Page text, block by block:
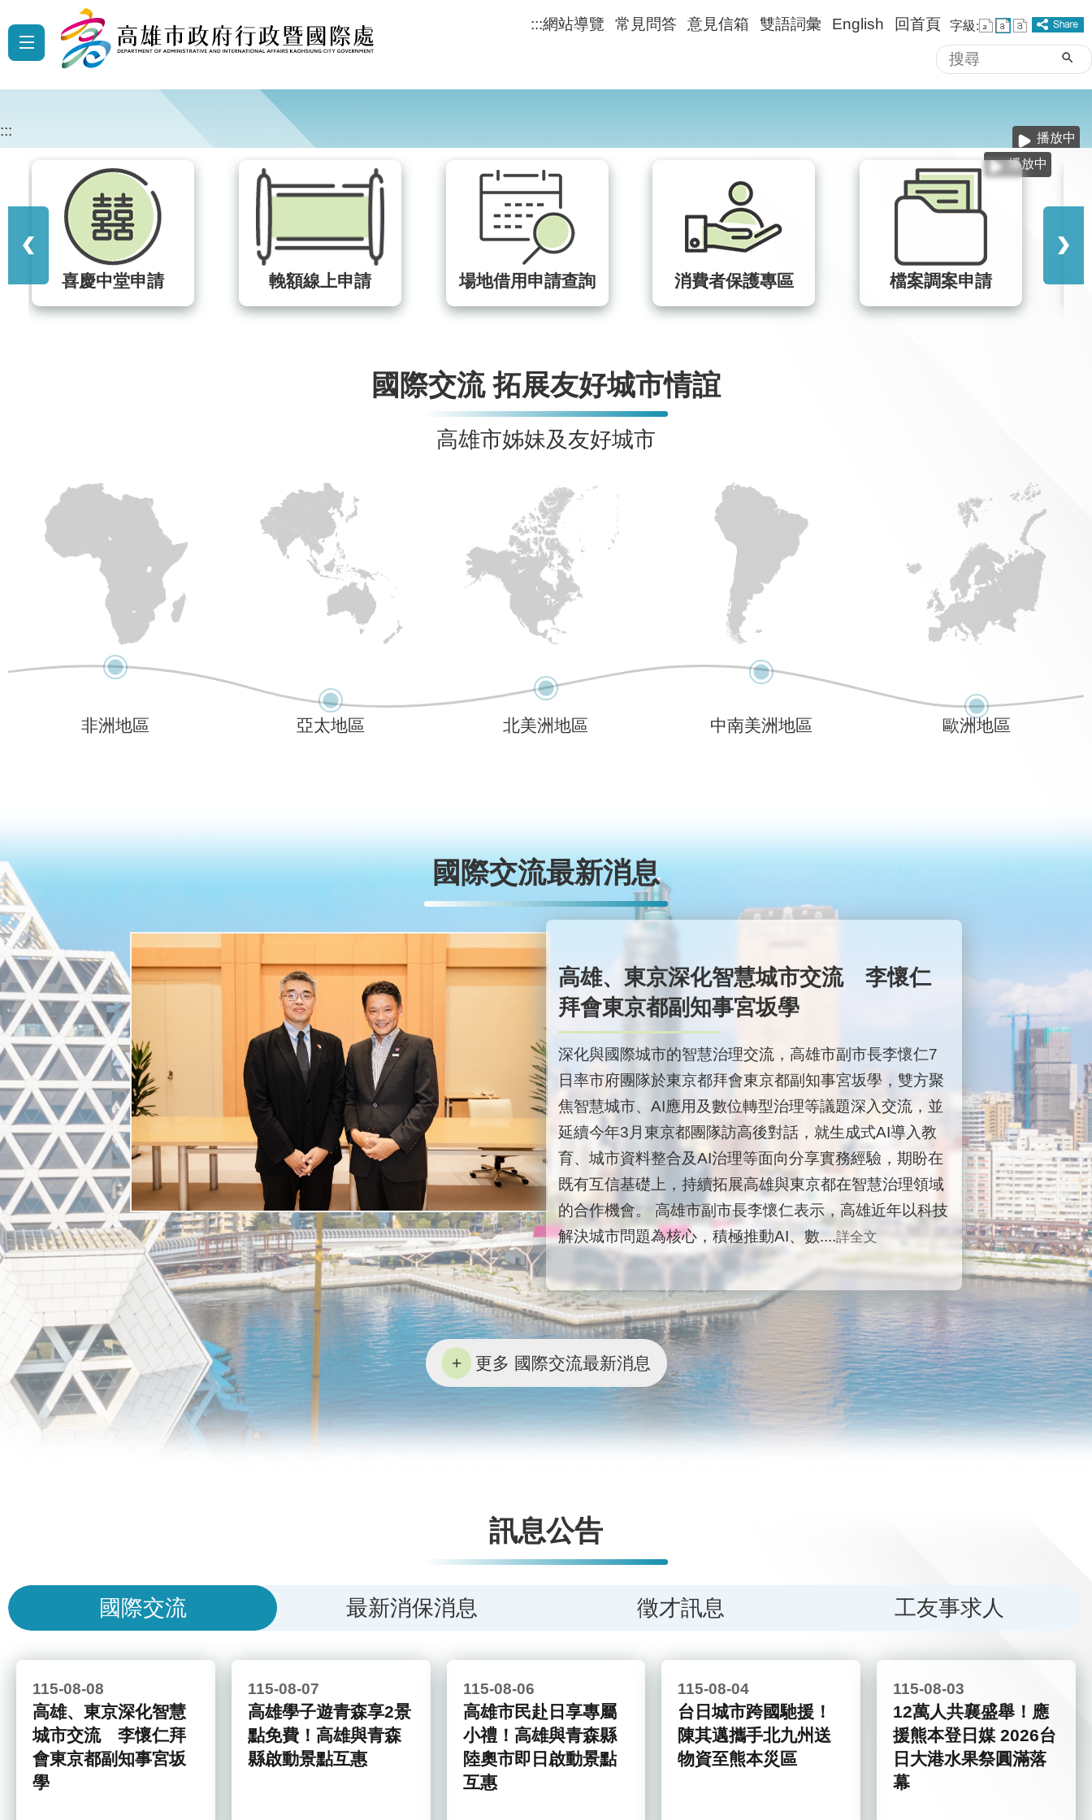
跳到主要內容區塊 :::網站導覽 常見問答 意見信箱 雙語詞彙 English 回首頁 字級:
搜
尋
進階搜尋
播放中
:::
播放中
輓額線上申請 場地借用申請查詢 消費者保護專區 檔案調案申請 績優員工故事專區
國際交流 拓展友好城市情誼
高雄市姊妹及友好城市
非洲地區 亞太地區 北美洲地區 中南美洲地區 歐洲地區
國際交流最新消息
高雄、東京深化智慧城市交流 李懷仁
拜會東京都副知事宮坂學
深化與國際城市的智慧治理交流，高雄市副市長李懷仁7
日率市府團隊於東京都拜會東京都副知事宮坂學，雙方聚
焦智慧城市、AI應用及數位轉型治理等議題深入交流，並
延續今年3月東京都團隊訪高後對話，就生成式AI導入教
育、城市資料整合及AI治理等面向分享實務經驗，期盼在
既有互信基礎上，持續拓展高雄與東京都在智慧治理領域
的合作機會。 高雄市副市長李懷仁表示，高雄近年以科技
解決城市問題為核心，積極推動AI、數....詳全文
更多 國際交流最新消息
訊息公告
國際交流 最新消保消息 徵才訊息 工友事求人
115-08-08
高雄、東京深化智慧
城市交流 李懷仁拜
會東京都副知事宮坂
學
115-08-07
高雄學子遊青森享2景
點免費！高雄與青森
縣啟動景點互惠
115-08-06
高雄市民赴日享專屬
小禮！高雄與青森縣
陸奧市即日啟動景點
互惠
115-08-04
台日城市跨國馳援！
陳其邁攜手北九州送
物資至熊本災區
115-08-03
12萬人共襄盛舉！應
援熊本登日媒 2026台
日大港水果祭圓滿落
幕